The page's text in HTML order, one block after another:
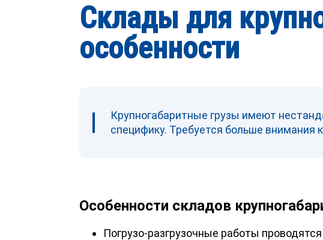
Склады для
особенности
Крупногабаритные грузы имеют
специфику. Требуется больше внимания
Особенности складов
Погрузо-разгрузочные работы